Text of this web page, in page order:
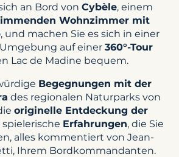
an Bord von Cybèle, einem
Wohnzimmer mit
, und machen Sie es sich in einer
auf einer 360°-Tour
Lac de Madine bequem.
Begegnungen mit der
des regionalen Naturparks von
originelle Entdeckung der
Erfahrungen, die Sie
alles kommentiert von Jean-
Ihrem Bordkommandanten.